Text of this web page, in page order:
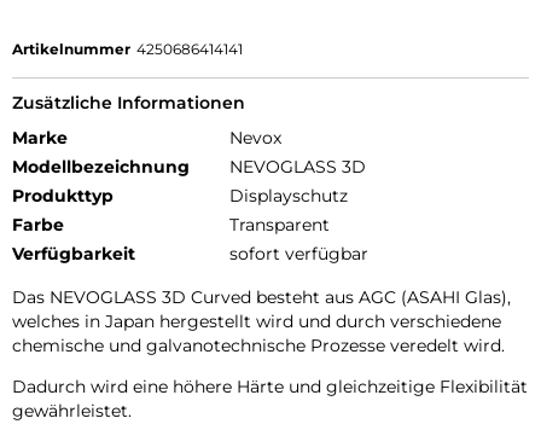
Artikelnummer 4250686414141
Zusätzliche Informationen
Marke
Nevox
Modellbezeichnung
NEVOGLASS 3D
Produkttyp
Displayschutz
Farbe
Transparent
Verfügbarkeit
sofort verfügbar
Das NEVOGLASS 3D Curved besteht aus AGC (ASAHI Glas),
welches in Japan hergestellt wird und durch verschiedene
chemische und galvanotechnische Prozesse veredelt wird.
Dadurch wird eine höhere Härte und gleichzeitige Flexibilität
gewährleistet.